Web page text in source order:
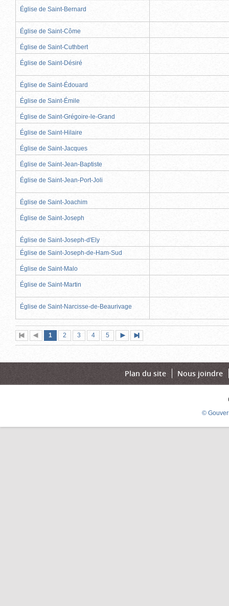
Église de Saint-Bernard
Église de Saint-Côme
Église de Saint-Cuthbert
Église de Saint-Désiré
Église de Saint-Édouard
Église de Saint-Émile
Église de Saint-Grégoire-le-Grand
Église de Saint-Hilaire
Église de Saint-Jacques
Église de Saint-Jean-Baptiste
Église de Saint-Jean-Port-Joli
Église de Saint-Joachim
Église de Saint-Joseph
Église de Saint-Joseph-d'Ely
Église de Saint-Joseph-de-Ham-Sud
Église de Saint-Malo
Église de Saint-Martin
Église de Saint-Narcisse-de-Beaurivage
Première
page
Page
précédente
Page
1 (page
actuelle)
Page
2 Page
3 Page
4 Page
5
suivante
page
Plan du site Nous joindre
©